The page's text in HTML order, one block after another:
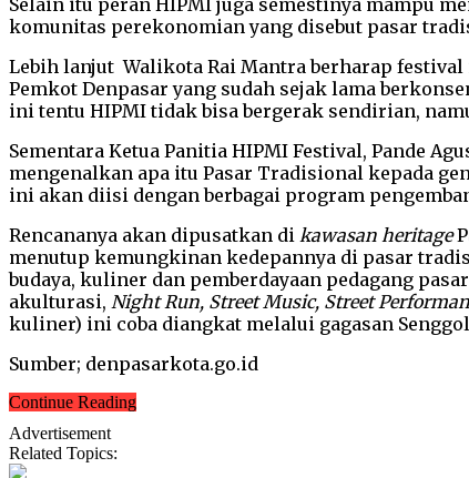
komunitas perekonomian yang disebut pasar
Lebih lanjut Walikota Rai Mantra berharap
Pemkot Denpasar yang sudah sejak lama
ini tentu HIPMI tidak bisa bergerak sendirian,
Sementara Ketua Panitia HIPMI Festival, Pande
mengenalkan apa itu Pasar Tradisional kepada
ini akan diisi dengan berbagai program
Rencananya akan dipusatkan di kawasan heritage
menutup kemungkinan kedepannya di pasar
budaya, kuliner dan pemberdayaan pedagang
akulturasi, Night Run, Street Music, Street
kuliner) ini coba diangkat melalui gagasan
Sumber; denpasarkota.go.id
Continue Reading
Advertisement
Related Topics: